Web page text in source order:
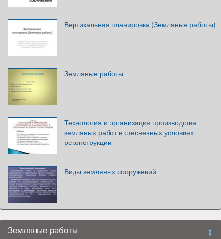
Вертикальная планировка (Земляные работы)
Земляные работы
Технология и организация производства
земляных работ в стесненных условиях
реконструкции
Виды земляных сооружений
Земляные работы